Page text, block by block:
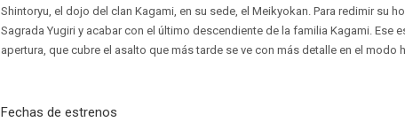
Shintoryu, el dojo del clan Kagami, en su sede, el Meikyokan. Para redimir su
Sagrada Yugiri y acabar con el último descendiente de la familia Kagami. Ese
apertura, que cubre el asalto que más tarde se ve con más detalle en el modo
Fechas de estrenos